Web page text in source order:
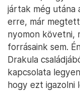
jártak még utána
erre, már
nyomon követni,
forrásaink sem.
Drakula
kapcsolata
hogy ezt igazolni